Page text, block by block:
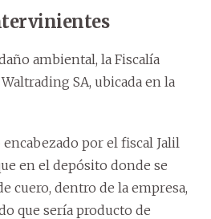
ambiental, la Fiscalía
SA, ubicada en la
por el fiscal Jalil
en el depósito donde se
cuero, dentro de la empresa,
que sería producto de